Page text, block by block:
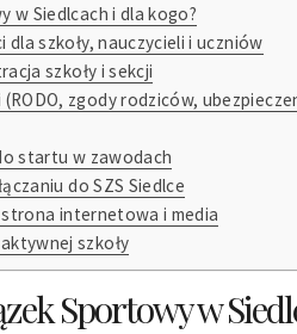
w Siedlcach i dla kogo?
szkoły, nauczycieli i uczniów
szkoły i sekcji
zgody rodziców,
startu w zawodach
do SZS Siedlce
internetowa i media
szkoły
Sportowy w